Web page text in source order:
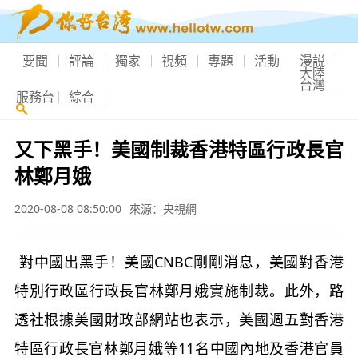
要聞 評論 獨家 視頻 專題 活動 漫説
大陸
台灣
服務台 綜合
又下黑手！美國制裁香港特區行政長官
林鄭月娥
2020-08-08 08:50:00 來源：央視網
對中國出黑手！美國CNBC剛剛消息，美國對香港
特別行政區行政長官林鄭月娥實施制裁。此外，路
透社根據美國財政部網站也表示，美國週五對香港
特區行政長官林鄭月娥等11名中國內地及香港官員